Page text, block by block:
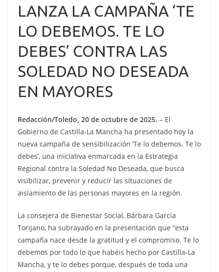
LANZA LA CAMPAÑA ‘TE
LO DEBEMOS. TE LO
DEBES’ CONTRA LAS
SOLEDAD NO DESEADA
EN MAYORES
Redacción/Toledo, 20 de octubre de 2025. – El
Gobierno de Castilla-La Mancha ha presentado hoy la
nueva campaña de sensibilización ‘Te lo debemos. Te lo
debes’, una iniciativa enmarcada en la Estrategia
Regional contra la Soledad No Deseada, que busca
visibilizar, prevenir y reducir las situaciones de
aislamiento de las personas mayores en la región.
La consejera de Bienestar Social, Bárbara García
Torijano, ha subrayado en la presentación que “esta
campaña nace desde la gratitud y el compromiso. Te lo
debemos por todo lo que habéis hecho por Castilla-La
Mancha, y te lo debes porque, después de toda una